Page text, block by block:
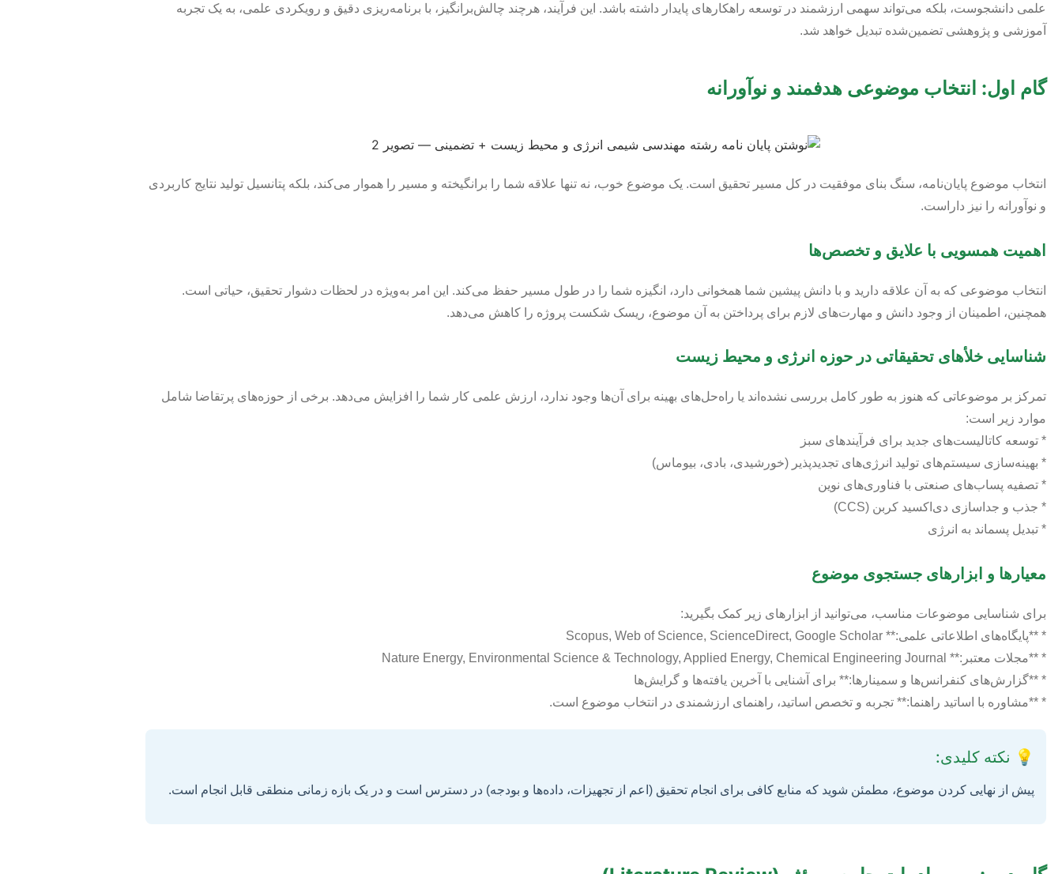
علمی دانشجوست، بلکه می‌تواند سهمی ارزشمند در توسعه راهکارهای پایدار داشته باشد. این فرآیند، هرچند چالش‌برانگیز، با برنامه‌ریزی دقیق و رویکردی علمی، به یک تجربه
آموزشی و پژوهشی تضمین‌شده تبدیل خواهد شد.
گام اول: انتخاب موضوعی هدفمند و نوآورانه
انتخاب موضوع پایان‌نامه، سنگ بنای موفقیت در کل مسیر تحقیق است. یک موضوع خوب، نه تنها علاقه شما را برانگیخته و مسیر را هموار می‌کند، بلکه پتانسیل تولید نتایج کاربردی
و نوآورانه را نیز داراست.
اهمیت همسویی با علایق و تخصص‌ها
انتخاب موضوعی که به آن علاقه دارید و با دانش پیشین شما همخوانی دارد، انگیزه شما را در طول مسیر حفظ می‌کند. این امر به‌ویژه در لحظات دشوار تحقیق، حیاتی است.
همچنین، اطمینان از وجود دانش و مهارت‌های لازم برای پرداختن به آن موضوع، ریسک شکست پروژه را کاهش می‌دهد.
شناسایی خلأهای تحقیقاتی در حوزه انرژی و محیط زیست
تمرکز بر موضوعاتی که هنوز به طور کامل بررسی نشده‌اند یا راه‌حل‌های بهینه برای آن‌ها وجود ندارد، ارزش علمی کار شما را افزایش می‌دهد. برخی از حوزه‌های پرتقاضا شامل
موارد زیر است:
* توسعه کاتالیست‌های جدید برای فرآیندهای سبز
* بهینه‌سازی سیستم‌های تولید انرژی‌های تجدیدپذیر (خورشیدی، بادی، بیوماس)
* تصفیه پساب‌های صنعتی با فناوری‌های نوین
* جذب و جداسازی دی‌اکسید کربن (CCS)
* تبدیل پسماند به انرژی
معیارها و ابزارهای جستجوی موضوع
برای شناسایی موضوعات مناسب، می‌توانید از ابزارهای زیر کمک بگیرید:
* **پایگاه‌های اطلاعاتی علمی:** Scopus, Web of Science, ScienceDirect, Google Scholar
* **مجلات معتبر:** Nature Energy, Environmental Science & Technology, Applied Energy, Chemical Engineering Journal
* **گزارش‌های کنفرانس‌ها و سمینارها:** برای آشنایی با آخرین یافته‌ها و گرایش‌ها
* **مشاوره با اساتید راهنما:** تجربه و تخصص اساتید، راهنمای ارزشمندی در انتخاب موضوع است.
💡 نکته کلیدی:
پیش از نهایی کردن موضوع، مطمئن شوید که منابع کافی برای انجام تحقیق (اعم از تجهیزات، داده‌ها و بودجه) در دسترس است و در یک بازه زمانی منطقی قابل انجام است.